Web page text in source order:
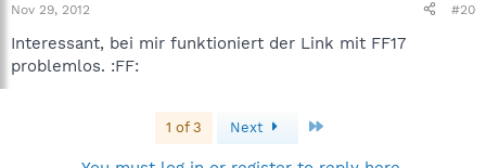
Nov 29, 2012 #20
Interessant, bei mir funktioniert der Link mit FF17
problemlos. :FF:
1 of 3 Next